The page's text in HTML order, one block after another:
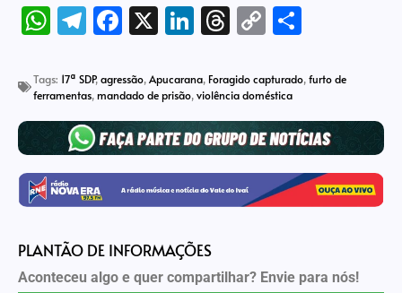
WhatsApp
Telegram
Facebook
X LinkedIn
Threads
Copy
Tags: 17ª SDP,agressão,Apucarana, Foragido capturado,furto de
ferramentas,mandado de prisão,violência doméstica
PLANTÃO DE INFORMAÇÕES
Aconteceu algo e quer compartilhar? Envie para nós!